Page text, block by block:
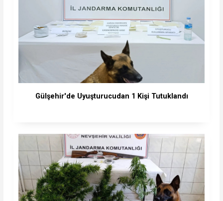
Gülşehir'de Uyuşturucudan 1 Kişi Tutuklandı